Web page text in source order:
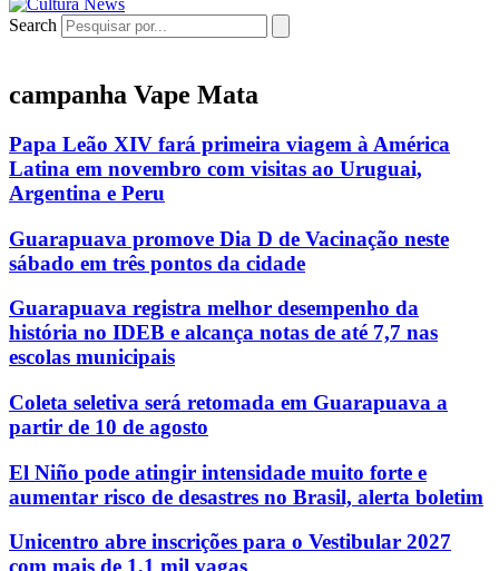
Search
campanha Vape Mata
Papa Leão XIV fará primeira viagem à América
Latina em novembro com visitas ao Uruguai,
Argentina e Peru
Guarapuava promove Dia D de Vacinação neste
sábado em três pontos da cidade
Guarapuava registra melhor desempenho da
história no IDEB e alcança notas de até 7,7 nas
escolas municipais
Coleta seletiva será retomada em Guarapuava a
partir de 10 de agosto
El Niño pode atingir intensidade muito forte e
aumentar risco de desastres no Brasil, alerta boletim
Unicentro abre inscrições para o Vestibular 2027